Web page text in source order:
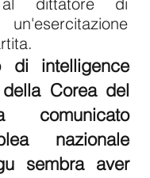
un'esercitazione
di intelligence
Corea del
nazionale
sembra aver